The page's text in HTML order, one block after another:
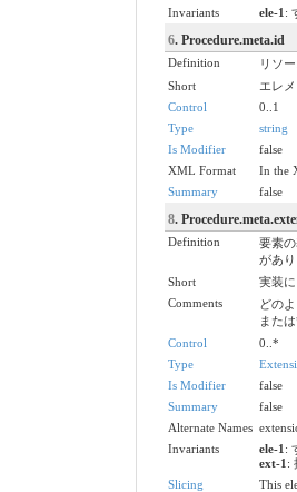
Invariants
ele-1 :
6. Procedure.meta.id
Definition
リソ
Short
エレ
Control
0..1
Type
string
Is Modifier
false
XML Format
In the
Summary
false
8.
Definition
要素
があ
Short
実装
Comments
どの
また
Control
0..*
Type
Is Modifier
false
Summary
false
Alternate Names
Invariants
ele-1 :
ext-1 :
Slicing
This